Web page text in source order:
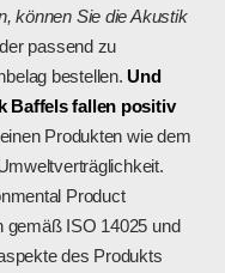
können Sie die Akustik
passend zu
bestellen. Und
Baffels fallen positiv
Produkten wie dem
Product
gemäß ISO 14025 und
des Produkts